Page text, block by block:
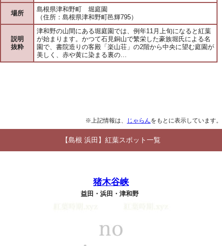
場所
島根県津和野町 堀庭園
（住所：島根県津和野町邑輝795）
説明
抜粋
津和野の山間にある堀庭園では、例年11月上旬になると紅葉
が始まります。かつて石見銅山で繁栄した豪族堀氏による名
園で、書院造りの客殿「楽山荘」の2階から中央に望む庭園が
美しく、赤や黄に染まる裏の…
※上記情報は、 じゃらんをもとに表示しています。
【島根 浜田】紅葉スポット一覧
猪木谷峡
益田・浜田・津和野